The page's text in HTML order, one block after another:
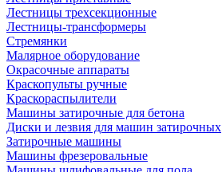
Лестницы трехсекционные
Лестницы-трансформеры
Стремянки
Малярное оборудование
Окрасочные аппараты
Краскопульты ручные
Краскораспылители
Машины затирочные для бетона
Диски и лезвия для машин затирочных
Затирочные машины
Машины фрезеровальные